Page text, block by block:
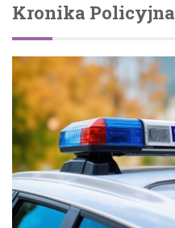
Kronika Policyjna